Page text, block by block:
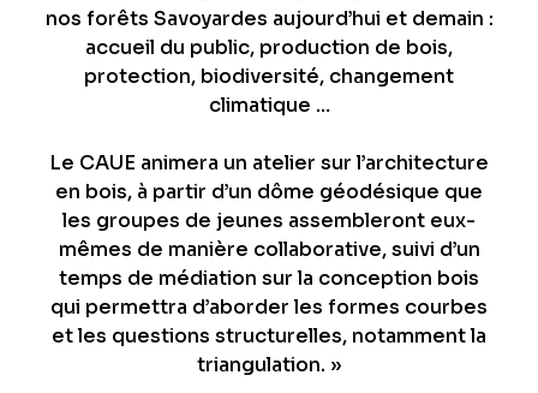
nos forêts Savoyardes aujourd’hui et demain :
accueil du public, production de bois,
protection, biodiversité, changement
climatique …
Le CAUE animera un atelier sur l’architecture
en bois, à partir d’un dôme géodésique que
les groupes de jeunes assembleront eux-
mêmes de manière collaborative, suivi d’un
temps de médiation sur la conception bois
qui permettra d’aborder les formes courbes
et les questions structurelles, notamment la
triangulation. »